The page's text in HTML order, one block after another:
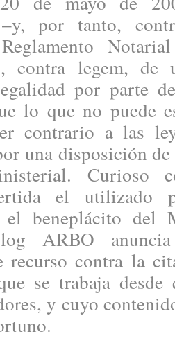
–y, por tanto,
contra legem,
por parte
lo que no puede
contrario a las
una disposición
Curioso
el
el beneplácito del
ARBO
recurso contra la
se trabaja
y cuyo